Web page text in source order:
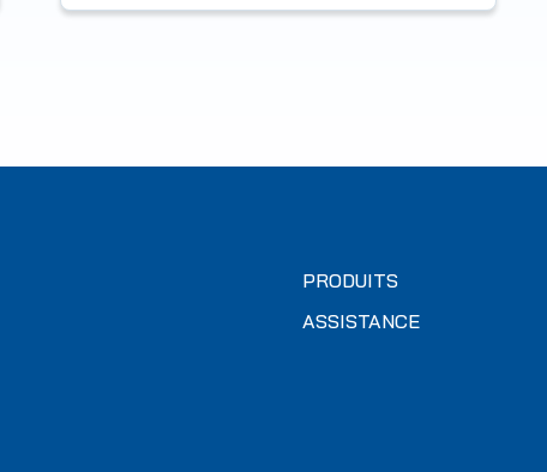
PRODUITS
ASSISTANCE